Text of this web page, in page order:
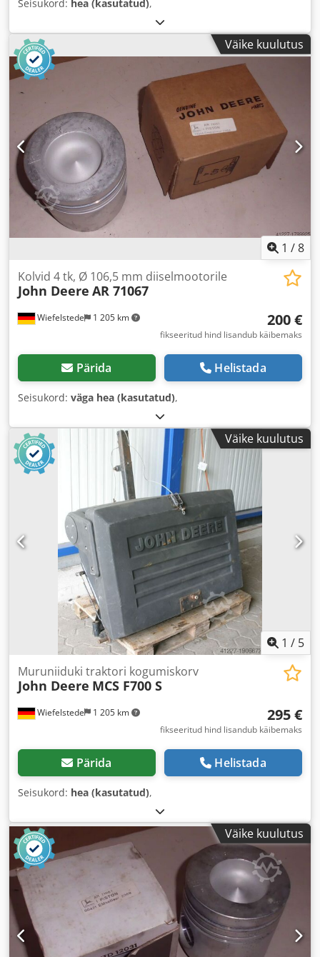
Seisukord: hea (kasutatud),
Väike kuulutus
1 /8
Wiefelstede 1 205 km
Kolvid 4 tk, Ø 106,5 mm diiselmootorile
John Deere AR 71067
200 €
fikseeritud hind lisandub käibemaks
Pärida Helistada
Seisukord: väga hea (kasutatud),
Väike kuulutus
1 / 5
Wiefelstede 1 205 km
Muruniiduki traktori kogumiskorv
John Deere MCS F700 S
295 €
fikseeritud hind lisandub käibemaks
Pärida Helistada
Seisukord: hea (kasutatud),
Väike kuulutus